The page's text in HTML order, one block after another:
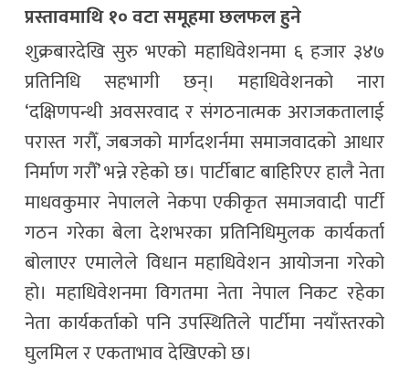
प्रस्तावमाथि १० वटा समूहमा छलफल हुने
शुक्रबारदेखि सुरु भएको महाधिवेशनमा ६ हजार ३४७
प्रतिनिधि सहभागी छन्। महाधिवेशनको नारा
‘दक्षिणपन्थी अवसरवाद र संगठनात्मक अराजकतालाई
परास्त गरौँ, जबजको मार्गदशर्नमा समाजवादको आधार
निर्माण गरौँ’ भन्ने रहेको छ। पार्टीबाट बाहिरिएर हालै नेता
माधवकुमार नेपालले नेकपा एकीकृत समाजवादी पार्टी
गठन गरेका बेला देशभरका प्रतिनिधिमुलक कार्यकर्ता
बोलाएर एमालेले विधान महाधिवेशन आयोजना गरेको
हो। महाधिवेशनमा विगतमा नेता नेपाल निकट रहेका
नेता कार्यकर्ताको पनि उपस्थितिले पार्टीमा नयाँस्तरको
घुलमिल र एकताभाव देखिएको छ।